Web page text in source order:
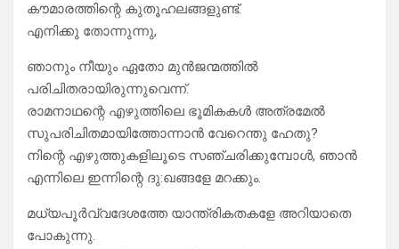
കൗമാരത്തിന്റെ കുതൂഹലങ്ങളുണ്ട്.
എനിക്കു തോന്നുന്നു,
ഞാനും നീയും ഏതോ മുൻജന്മത്തിൽ
പരിചിതരായിരുന്നുവെന്ന്.
രാമനാഥന്റെ എഴുത്തിലെ ഭൂമികകൾ അത്രമേൽ
സുപരിചിതമായിത്തോന്നാൻ വേറെന്തു ഹേതു?
നിന്റെ എഴുത്തുകളിലൂടെ സഞ്ചരിക്കുമ്പോൾ, ഞാൻ
എന്നിലെ ഇന്നിന്റെ ദു:ഖങ്ങളേ മറക്കും.
മധ്യപൂർവ്വദേശത്തേ യാന്ത്രികതകളേ അറിയാതെ
പോകുന്നു.